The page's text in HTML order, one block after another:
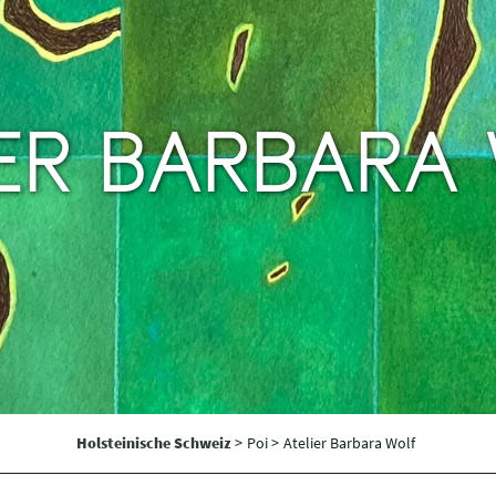
Holsteinische Schweiz> Poi > Atelier Barbara Wolf